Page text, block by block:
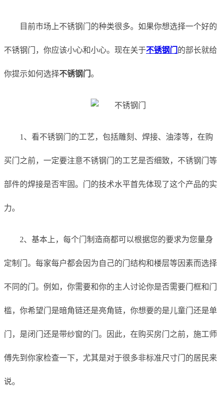
目前市场上不锈钢门的种类很多。如果你想选择一个好的
不锈钢门，你应该小心和小心。现在关于不锈钢门 的部长就给
你提示如何选择不锈钢门 。
1、看不锈钢门的工艺，包括雕刻、焊接、油漆等，在购
买门之前，一定要注意不锈钢门的工艺是否细致，不锈钢门等
部件的焊接是否牢固。门的技术水平首先体现了这个产品的实
力。
2、基本上，每个门制造商都可以根据您的要求为您量身
定制门。每家每户都会因为自己的门结构和楼层等因素而选择
不同的门。例如，你需要和你的主人讨论你是否需要门框和门
槛，你希望门是暗角链还是亮角链，你想要的是儿童门还是单
门，是闭门还是带纱窗的门。因此，在购买房门之前，施工师
傅先到你家检查一下，尤其是对于很多非标准尺寸门的居民来
说。